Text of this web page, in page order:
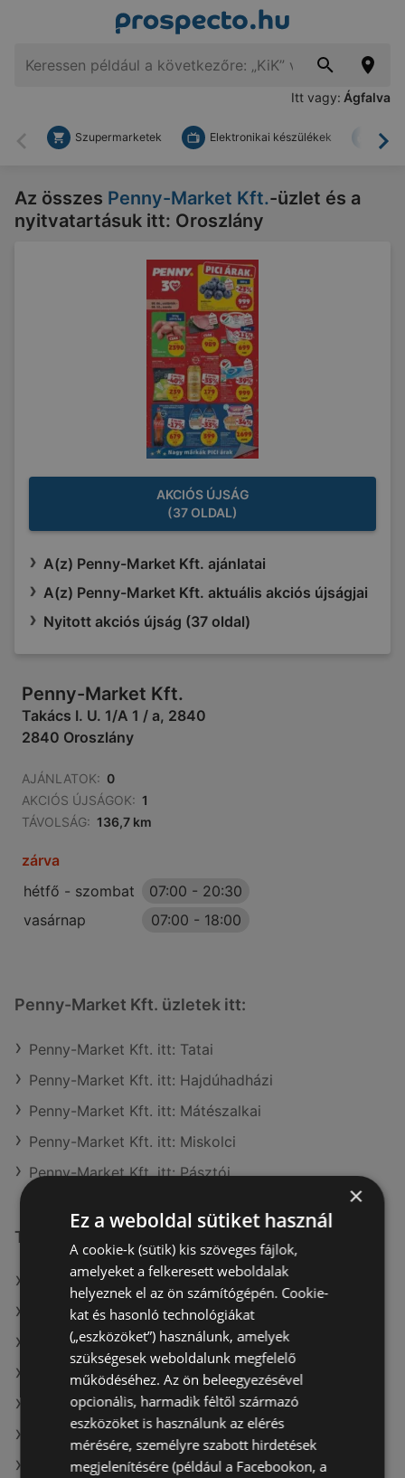
Itt vagy: Ágfalva
Vissza
Szupermarketek Elektronikai készülékek
Az összes Penny-Market Kft.-üzlet és a
nyitvatartásuk itt: Oroszlány
AKCIÓS ÚJSÁG
(37 OLDAL)
A(z) Penny-Market Kft. ajánlatai
A(z) Penny-Market Kft. aktuális akciós újságjai
Nyitott akciós újság (37 oldal)
Penny-Market Kft.
Takács I. U. 1/A 1 / a, 2840
2840 Oroszlány
AJÁNLATOK: 0
AKCIÓS ÚJSÁGOK: 1
TÁVOLSÁG: 136,7 km
zárva
hétfő - szombat
07:00 - 20:30
vasárnap
07:00 - 18:00
Penny-Market Kft. üzletek itt:
Penny-Market Kft. itt: Tatai
Penny-Market Kft. itt: Hajdúhadházi
Penny-Market Kft. itt: Mátészalkai
Penny-Market Kft. itt: Miskolci
Penny-Market Kft. itt: Pásztói
További linkek
A(z) Penny-Market Kft. ajánlatai
A(z) Privát ajánlatai
A(z) Family Frost ajánlatai
A(z) Coop aktuális akciós újságjai
A(z) Chef Market aktuális akciós újságjai
A(z) ALDI aktuális akciós újságjai
A(z) Tesco aktuális akciós újságjai
×
Ez a weboldal sütiket használ
A cookie-k (sütik) kis szöveges fájlok,
amelyeket a felkeresett weboldalak
helyeznek el az ön számítógépén. Cookie-
kat és hasonló technológiákat
(„eszközöket”) használunk, amelyek
szükségesek weboldalunk megfelelő
működéséhez. Az ön beleegyezésével
opcionális, harmadik féltől származó
eszközöket is használunk az elérés
mérésére, személyre szabott hirdetések
megjelenítésére (például a Facebookon, a